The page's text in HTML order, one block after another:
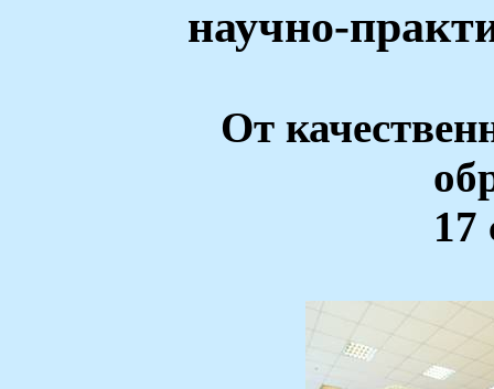
научно-
От
17